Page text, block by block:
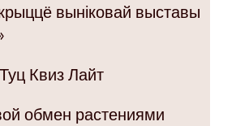
выніковай выставы
Квиз Лайт
обмен растениями